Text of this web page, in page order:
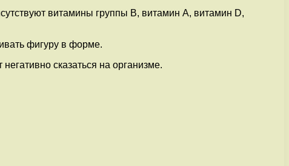
витамины группы В, витамин А, витамин D,
фигуру в форме.
сказаться на организме.